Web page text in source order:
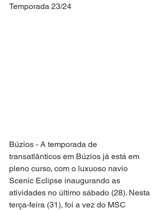
Temporada 23/24
Búzios - A temporada de
transatlânticos em Búzios já está em
pleno curso, com o luxuoso navio
Scenic Eclipse inaugurando as
atividades no último sábado (28). Nesta
terça-feira (31), foi a vez do MSC